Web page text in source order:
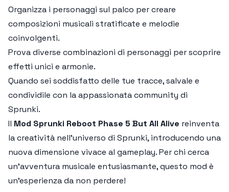
Organizza i personaggi sul palco per creare
composizioni musicali stratificate e melodie
coinvolgenti.
Prova diverse combinazioni di personaggi per scoprire
effetti unici e armonie.
Quando sei soddisfatto delle tue tracce, salvale e
condividile con la appassionata community di
Sprunki.
Il Mod Sprunki Reboot Phase 5 But All Alive reinventa
la creatività nell’universo di Sprunki, introducendo una
nuova dimensione vivace al gameplay. Per chi cerca
un'avventura musicale entusiasmante, questo mod è
un’esperienza da non perdere!